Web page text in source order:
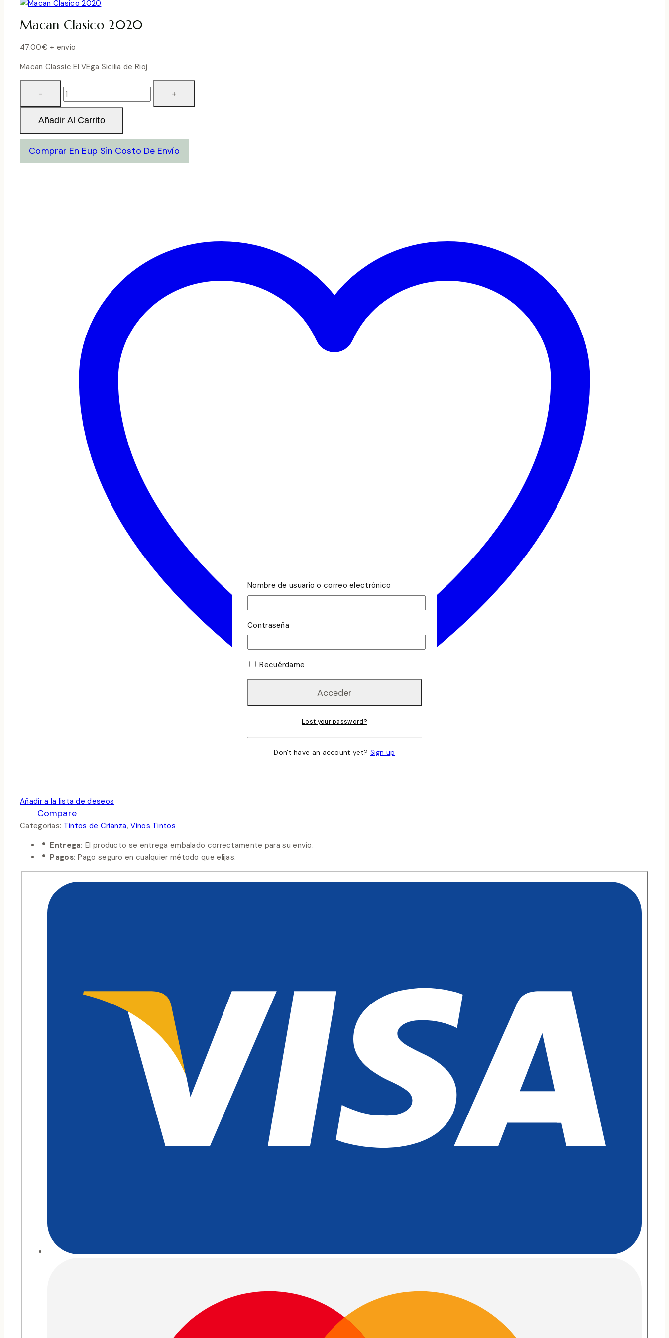
Macan Clasico 2020
47.00€ + envío
Macan Classic El VEga Sicilia de Rioj
Macan
Clasico
2020
cantidad
Añadir Al Carrito
Comprar En Eup Sin Costo De Envío
Añadir a la lista de deseos
Compare
Categorías: Tintos de Crianza,Vinos Tintos
Entrega:El producto se entrega embalado correctamente para su envío.
Pagos:Pago seguro en cualquier método que elijas.
Nombre de usuario o correo electrónico
Contraseña
Recuérdame
Lost your password?
Don't have an account yet? Sign up